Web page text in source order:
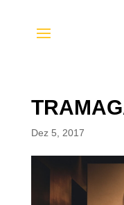
Dez 5, 2017